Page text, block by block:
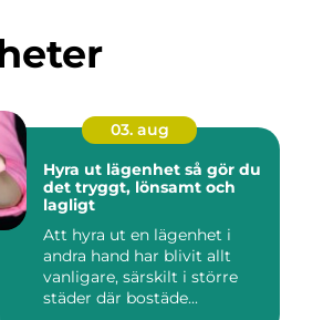
03. aug
Hyra ut lägenhet så gör du
det tryggt, lönsamt och
lagligt
Att hyra ut en lägenhet i
andra hand har blivit allt
vanligare, särskilt i större
städer där bostäde...